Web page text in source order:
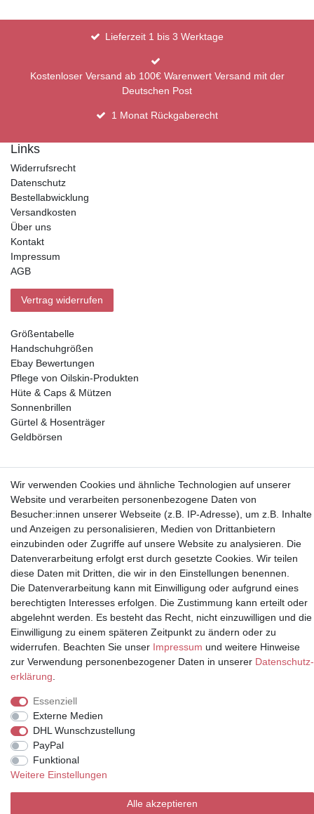
Lieferzeit 1 bis 3 Werktage
Kostenloser Versand ab 100€ Warenwert Versand mit der
Deutschen Post
1 Monat Rückgaberecht
Links
Widerrufsrecht
Datenschutz
Bestellabwicklung
Versandkosten
Über uns
Kontakt
Impressum
AGB
Vertrag widerrufen
Größentabelle
Handschuhgrößen
Ebay Bewertungen
Pflege von Oilskin-Produkten
Hüte & Caps & Mützen
Sonnenbrillen
Gürtel & Hosenträger
Geldbörsen
Vorkasse, Abholung
Partner
* Alle Preise inkl.
Mehrwertsteuer und zuzüglich
Versand | **ehemaliger
© Copyright 2026 | Alle Rechte vorbehalten.
Wir verwenden Cookies und ähnliche Technologien auf unserer
Website und verarbeiten personenbezogene Daten von
Besucher:innen unserer Webseite (z.B. IP-Adresse), um z.B. Inhalte
und Anzeigen zu personalisieren, Medien von Drittanbietern
einzubinden oder Zugriffe auf unsere Website zu analysieren. Die
Datenverarbeitung erfolgt erst durch gesetzte Cookies. Wir teilen
diese Daten mit Dritten, die wir in den Einstellungen benennen.
Die Datenverarbeitung kann mit Einwilligung oder aufgrund eines
berechtigten Interesses erfolgen. Die Zustimmung kann erteilt oder
abgelehnt werden. Es besteht das Recht, nicht einzuwilligen und die
Einwilligung zu einem späteren Zeitpunkt zu ändern oder zu
widerrufen. Beachten Sie unser Impressum und weitere Hinweise
zur Verwendung personenbezogener Daten in unserer Daten­schutz­
erklärung
Essenziell
Externe Medien
DHL Wunschzustellung
PayPal
Funktional
Weitere Einstellungen
Alle akzeptieren